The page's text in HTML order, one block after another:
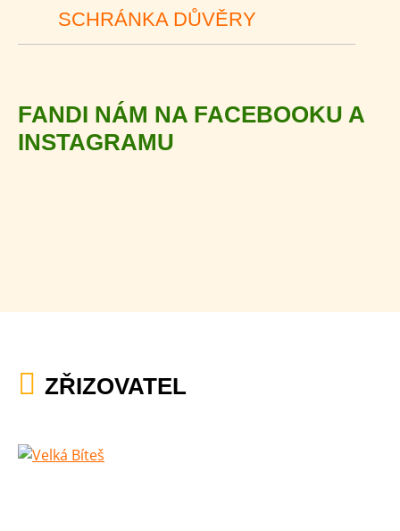
SCHRÁNKA DŮVĚRY
FANDI NÁM NA FACEBOOKU A
INSTAGRAMU
ZŘIZOVATEL